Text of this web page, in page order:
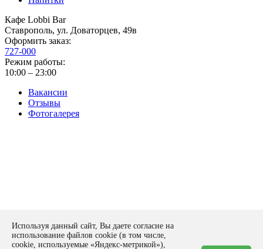
Кафе Lobbi Bar
Ставрополь, ул. Доваторцев, 49в
Оформить заказ:
727-000
Режим работы:
10:00 – 23:00
Вакансии
Отзывы
Фотогалерея
Политика конфиденциальности
Оставить заявку
form
Используя данный сайт, Вы даете согласие на
использование файлов cookie (в том числе,
cookie, используемые «Яндекс-метрикой»),